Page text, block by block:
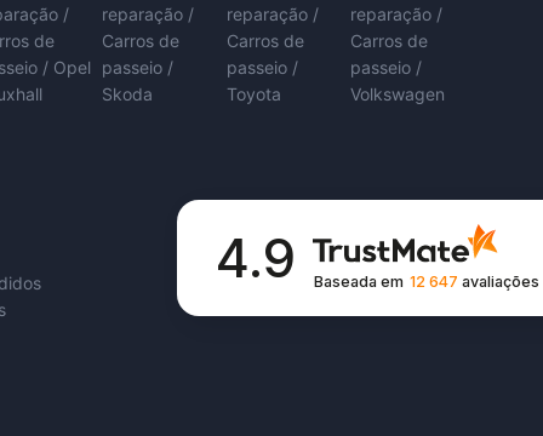
/
de
/ Opel
reparação /
Carros de
passeio /
Skoda
reparação /
Carros de
passeio /
Toyota
reparação /
Carros de
passeio /
Volkswagen
4.9 Baseada em 12 647 avaliações